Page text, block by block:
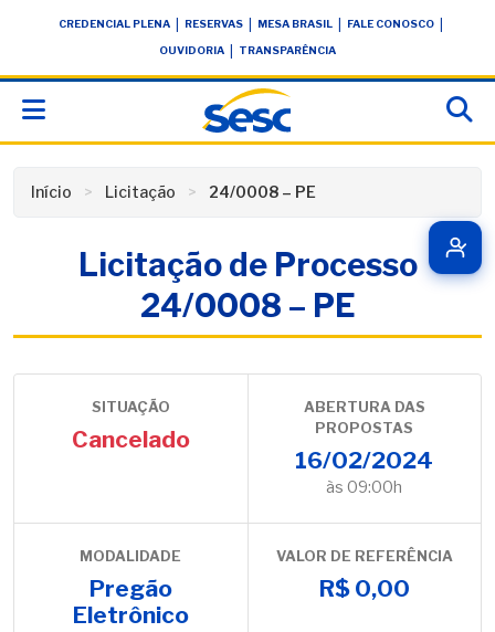
conteúdoCREDENCIAL PLENA RESERVAS MESA BRASIL FALE CONOSCO
OUVIDORIA TRANSPARÊNCIA
Início Licitação 24/0008 – PE
Licitação de Processo
24/0008 – PE
SITUAÇÃO
Cancelado
ABERTURA DAS
PROPOSTAS
16/02/2024
às 09:00h
MODALIDADE
Pregão
Eletrônico
VALOR DE REFERÊNCIA
R$ 0,00